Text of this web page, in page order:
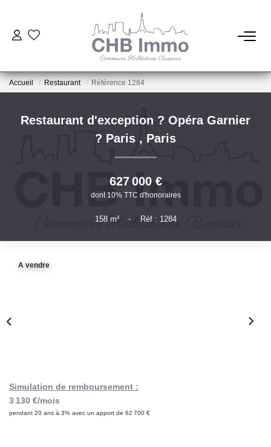
ESTIMATION
CESSIONS DE FONDS
NOTRE AGENCE
Accueil Restaurant Référence 1284
Restaurant d'exception ? Opéra Garnier
? Paris , Paris
627 000 €
dont 10% TTC d'honoraires
158m² • Réf : 1284
A vendre
Simulation de remboursement :
3 130 €/mois
pendant 20 ans à 3% avec un apport de 62 700 €